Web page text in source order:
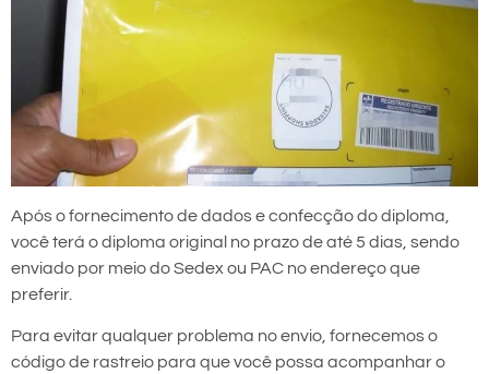
Após o fornecimento de dados e confecção do diploma,
você terá o diploma original no prazo de até 5 dias, sendo
enviado por meio do Sedex ou PAC no endereço que
preferir.
Para evitar qualquer problema no envio, fornecemos o
código de rastreio para que você possa acompanhar o